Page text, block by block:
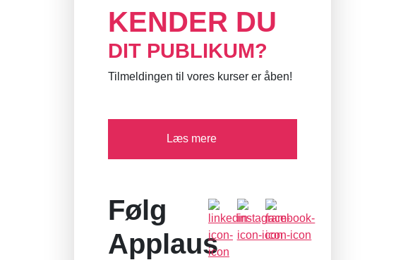
KENDER DU
DIT PUBLIKUM?
Tilmeldingen til vores kurser er åben!
Læs mere
Følg
Applaus